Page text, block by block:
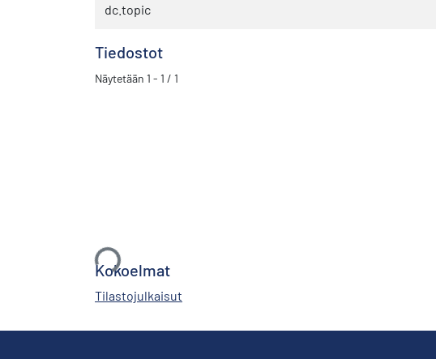
dc.topic
Tiedostot
Näytetään 1 - 1 / 1
Ladataan...
Kokoelmat
Tilastojulkaisut